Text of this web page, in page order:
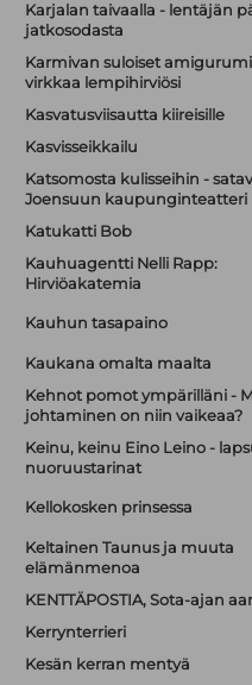
Karjalan taivaalla - lentäjän
jatkosodasta
Karmivan suloiset
virkkaa lempihirviösi
Kasvatusviisautta kiireisille
Kasvisseikkailu
Katsomosta kulisseihin -
Joensuun kaupunginteatteri
Katukatti Bob
Kauhuagentti Nelli Rapp:
Hirviöakatemia
Kauhun tasapaino
Kaukana omalta maalta
Kehnot pomot ympärilläni -
johtaminen on niin vaikeaa?
Keinu, keinu Eino Leino -
nuoruustarinat
Kellokosken prinsessa
Keltainen Taunus ja muuta
elämänmenoa
KENTTÄPOSTIA, Sota-ajan
Kerrynterrieri
Kesän kerran mentyä